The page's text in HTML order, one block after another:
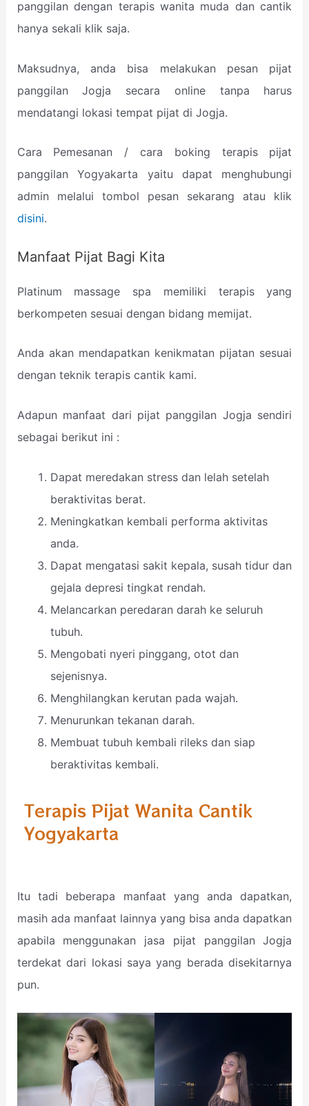
panggilan dengan terapis wanita muda dan cantik
hanya sekali klik saja.
Maksudnya, anda bisa melakukan pesan pijat
panggilan Jogja secara online tanpa harus
mendatangi lokasi tempat pijat di Jogja.
Cara Pemesanan / cara boking terapis pijat
panggilan Yogyakarta yaitu dapat menghubungi
admin melalui tombol pesan sekarang atau klik
disini.
Manfaat Pijat Bagi Kita
Platinum massage spa memiliki terapis yang
berkompeten sesuai dengan bidang memijat.
Anda akan mendapatkan kenikmatan pijatan sesuai
dengan teknik terapis cantik kami.
Adapun manfaat dari pijat panggilan Jogja sendiri
sebagai berikut ini :
Dapat meredakan stress dan lelah setelah
beraktivitas berat.
Meningkatkan kembali performa aktivitas
anda.
Dapat mengatasi sakit kepala, susah tidur dan
gejala depresi tingkat rendah.
Melancarkan peredaran darah ke seluruh
tubuh.
Mengobati nyeri pinggang, otot dan
sejenisnya.
Menghilangkan kerutan pada wajah.
Menurunkan tekanan darah.
Membuat tubuh kembali rileks dan siap
beraktivitas kembali.
Terapis Pijat Wanita Cantik
Yogyakarta
Itu tadi beberapa manfaat yang anda dapatkan,
masih ada manfaat lainnya yang bisa anda dapatkan
apabila menggunakan jasa pijat panggilan Jogja
terdekat dari lokasi saya yang berada disekitarnya
pun.